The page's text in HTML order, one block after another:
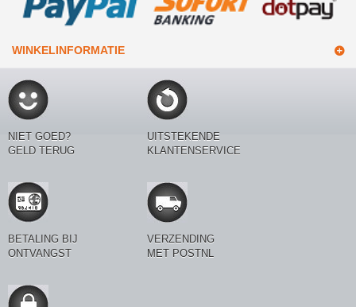
WINKELINFORMATIE
NIET GOED?
GELD TERUG
UITSTEKENDE
KLANTENSERVICE
BETALING BIJ
ONTVANGST
VERZENDING
MET POSTNL